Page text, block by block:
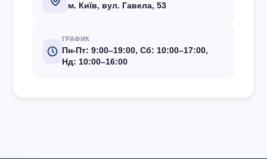
м. Київ, вул. Гавела, 53
ГРАФИК
Пн-Пт: 9:00–19:00, Сб: 10:00–17:00,
Нд: 10:00–16:00